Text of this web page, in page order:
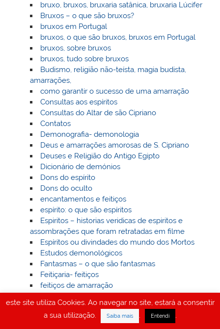
bruxo, bruxos, bruxaria satânica, bruxaria Lúcifer
Bruxos – o que são bruxos?
bruxos em Portugal
bruxos, o que são bruxos, bruxos em Portugal
bruxos, sobre bruxos
bruxos, tudo sobre bruxos
Budismo, religião não-teísta, magia budista,
amarrações,
como garantir o sucesso de uma amarração
Consultas aos espíritos
Consultas do Altar de são Cipriano
Contatos
Demonografia- demonologia
Deus e amarrações amorosas de S. Cipriano
Deuses e Religião do Antigo Egipto
Dicionário de demónios
Dons do espírito
Dons do oculto
encantamentos e feitiços
espírito: o que são espíritos
Espiritos – historias veridicas de espiritos e
assombrações que foram retratadas em filme
Espíritos ou divindades do mundo dos Mortos
Estudos demonológicos
Fantasmas – o que são fantasmas
Feitiçaria- feitiços
feitiços de amarração
do Mar Morto
Feitiços de amarração do carneiro negro
este site utiliza Cookies. Ao navegar no site, estará a consentir
a sua utilização.
Saiba mais . Entendi .